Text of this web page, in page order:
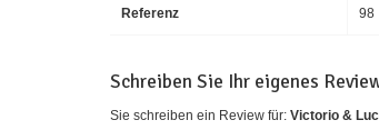
Referenz 98
Schreiben Sie Ihr eigenes
Sie schreiben ein Review für: Victorio &